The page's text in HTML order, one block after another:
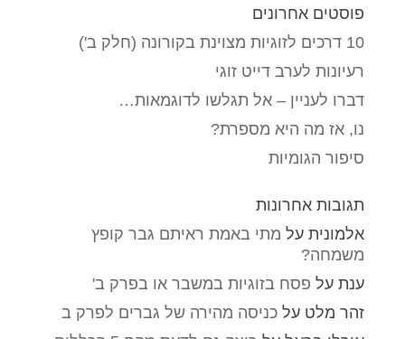
פוסטים אחרונים
10 דרכים לזוגיות מצוינת בקורונה (חלק ב')
רעיונות לערב דייט זוגי
דברו לעניין – אל תגלשו לדוגמאות…
נו, אז מה היא מספרת?
סיפור הגומיות
תגובות אחרונות
אלמוניתעל מתי באמת ראיתם גבר קופץ
משמחה?
ענתעל פסח בזוגיות במשבר או בפרק ב'
זהר מלט על כניסה מהירה של גברים לפרק ב